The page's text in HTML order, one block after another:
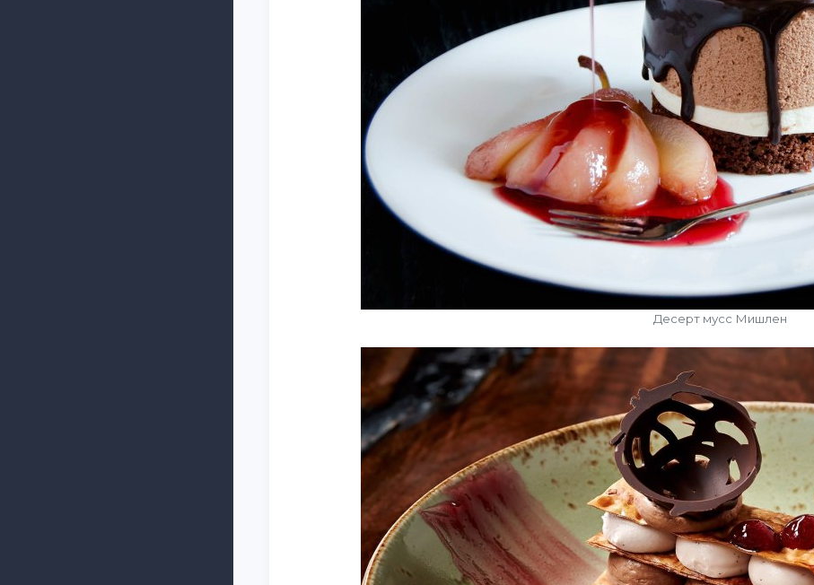
Десерт мусс Мишлен